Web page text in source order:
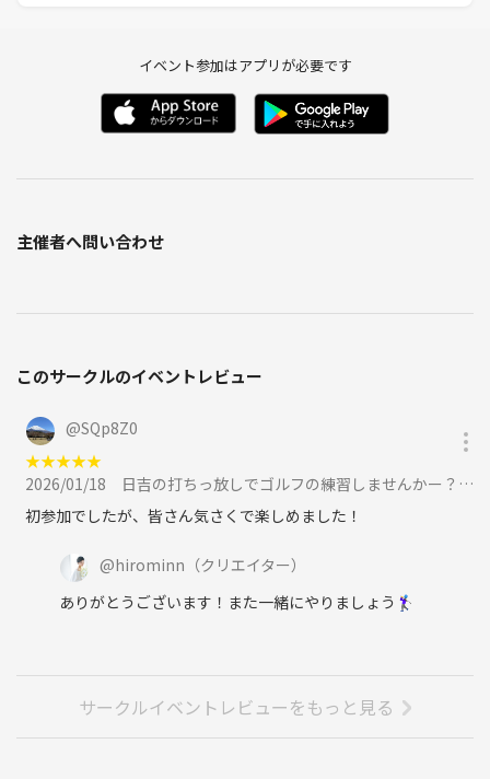
イベント参加はアプリが必要です
主催者へ問い合わせ
このサークルのイベントレビュー
@SQp8Z0
★★★★★
2026/01/18
日吉の打ちっ放しでゴルフの練習しませんかー？(未経験者可、レッスン可、クラブ貸し出し可)に参加
初参加でしたが、皆さん気さくで楽しめました！
@hirominn （クリエイター）
ありがとうございます！また一緒にやりましょう🏌️‍♀️
サークルイベントレビューをもっと見る